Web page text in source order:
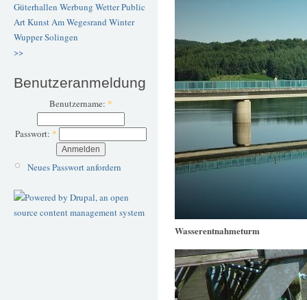
Güterhallen Werbung WetterPublic
ArtKunstAm Wegesrand Winter
WupperSolingen
>>
Benutzeranmeldung
Benutzername: *
Passwort: *
Neues Passwort anfordern
Wasserentnahmeturm